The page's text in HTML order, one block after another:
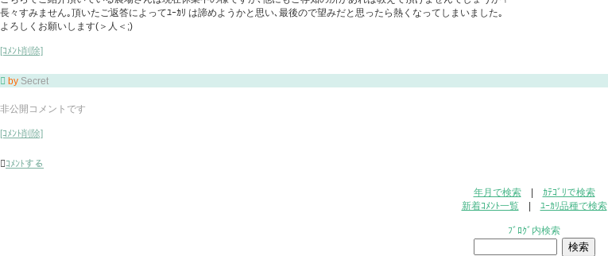
長々すみません｡頂いたご返答によってﾕｰｶﾘ は諦めようかと思い､最後ので望みだと思ったら熱くなってしまいました｡
よろしくお願いします(＞人＜;)
[ｺﾒﾝﾄ削除]
 by Secret
非公開コメントです
[ｺﾒﾝﾄ削除]
ｺﾒﾝﾄする
年月で検索| ｶﾃｺﾞﾘで検索
新着ｺﾒﾝﾄ一覧| ﾕｰｶﾘ品種で検索
ﾌﾞﾛｸﾞ内検索